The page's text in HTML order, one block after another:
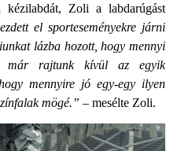
Zoli a labdarúgást
el sporteseményekre járni
lázba hozott, hogy mennyi
már rajtunk kívül az egyik
mennyire jó egy-egy ilyen
mögé.” – mesélte Zoli.